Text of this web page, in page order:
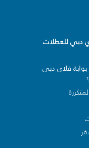
دبي للعطلات
فلاي دبي